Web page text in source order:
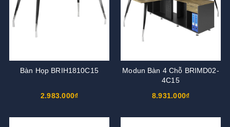
Bàn Họp BRIH1810C15
2.983.000₫
Modun Bàn 4 Chỗ BRIMD02-
4C15
8.931.000₫